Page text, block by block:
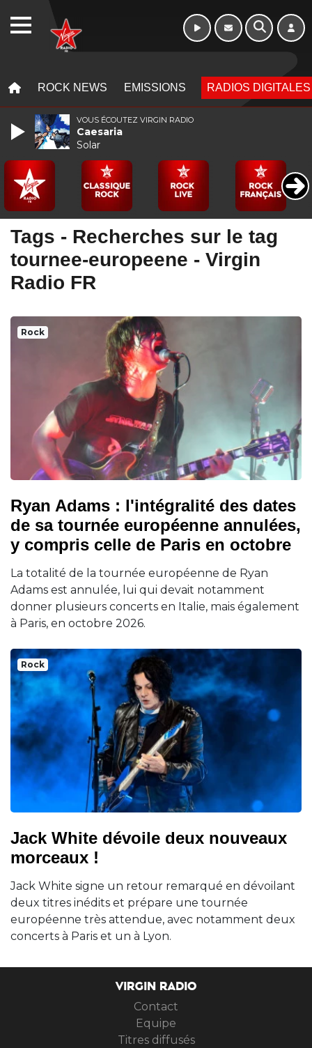
ROCK NEWS EMISSIONS RADIOS DIGITALES
Tags - Recherches sur le tag
tournee-europeene - Virgin
Radio FR
Rock
Ryan Adams : l'intégralité des dates
de sa tournée européenne annulées,
y compris celle de Paris en octobre
La totalité de la tournée européenne de Ryan
Adams est annulée, lui qui devait notamment
donner plusieurs concerts en Italie, mais également
à Paris, en octobre 2026.
Rock
Jack White dévoile deux nouveaux
morceaux !
Jack White signe un retour remarqué en dévoilant
deux titres inédits et prépare une tournée
européenne très attendue, avec notamment deux
concerts à Paris et un à Lyon.
VIRGIN RADIO
Contact
Equipe
Titres diffusés
VOUS ÉCOUTEZ VIRGIN RADIO
Caesaria
Solar
WEBRADIO